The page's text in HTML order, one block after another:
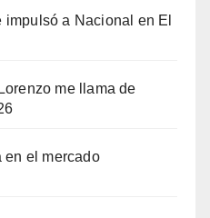
impulsó a Nacional en El
me llama de
en el mercado